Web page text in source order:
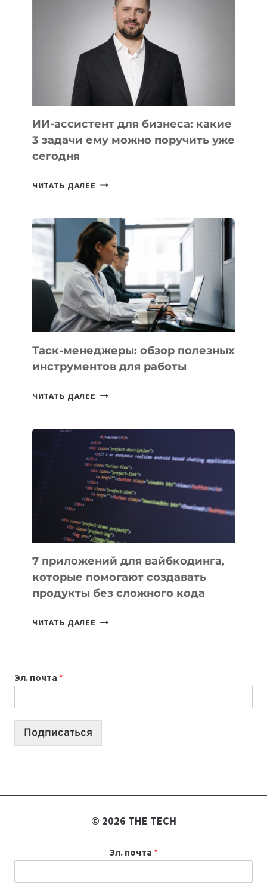
КОТОРЫЕ
РАЗВИВАЮТ
ТЕХНОЛОГИЧЕСКОЕ
ОБРАЗОВАНИЕ
ТАДЖИКИСТАНА
ИИ-ассистент для бизнеса: какие
3 задачи ему можно поручить уже
сегодня
ЧИТАТЬ ДАЛЕЕ ИИ-
БИЗНЕСА:
КАКИЕ
3
ЗАДАЧИ
ЕМУ
МОЖНО
ПОРУЧИТЬ
УЖЕ
СЕГОДНЯ
Таск-менеджеры: обзор полезных
инструментов для работы
ЧИТАТЬ ДАЛЕЕ ТАСК-
ПОЛЕЗНЫХ
ИНСТРУМЕНТОВ
ДЛЯ
РАБОТЫ
7 приложений для вайбкодинга,
которые помогают создавать
продукты без сложного кода
ЧИТАТЬ ДАЛЕЕ
СОЗДАВАТЬ
ПРОДУКТЫ
Эл. почта *
Подписаться
© 2026 THE TECH
Эл. почта *